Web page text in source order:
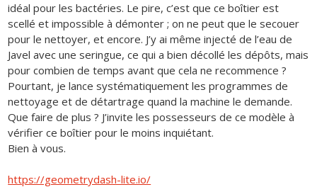
idéal pour les bactéries. Le pire, c’est que ce boîtier est
scellé et impossible à démonter ; on ne peut que le secouer
pour le nettoyer, et encore. J’y ai même injecté de l’eau de
Javel avec une seringue, ce qui a bien décollé les dépôts, mais
pour combien de temps avant que cela ne recommence ?
Pourtant, je lance systématiquement les programmes de
nettoyage et de détartrage quand la machine le demande.
Que faire de plus ? J’invite les possesseurs de ce modèle à
vérifier ce boîtier pour le moins inquiétant.
Bien à vous.
https://geometrydash-lite.io/